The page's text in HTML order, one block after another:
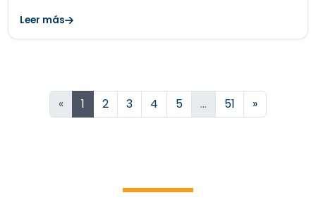
Leer más
« 1 2 3 4 5 … 51 »Siguiente